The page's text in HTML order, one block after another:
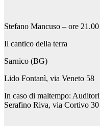
Stefano Mancuso – ore 21.00
Il cantico della terra
Sarnico (BG)
Lido Fontanì, via Veneto 58
In caso di maltempo:
Serafino Riva, via Cortivo 30